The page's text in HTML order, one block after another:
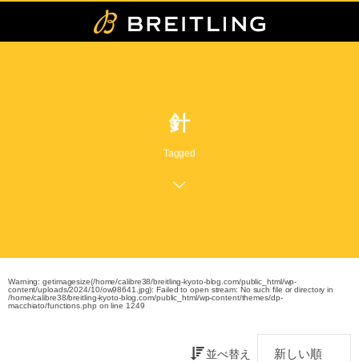
針
Tagged
Warning: getimagesize(/home/calibre38/breitling-kyoto-blog.com/public_html/wp-
content/uploads/2024/10/ow98641.jpg): Failed to open stream: No such file or directory in
/home/calibre38/breitling-kyoto-blog.com/public_html/wp-content/themes/dp-
macchiato/functions.php on line 1249
並べ替え